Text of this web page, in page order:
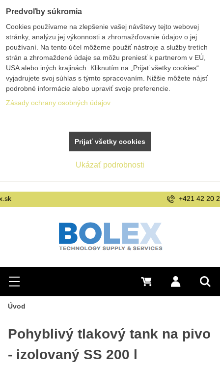
Hľadať
Menu Prihlásiť sa
0 €
Úvod
Pohyblivý tlakový tank na pivo
- izolovaný SS 200 l
Predvoľby súkromia
Cookies používame na zlepšenie vašej návštevy tejto webovej
stránky, analýzu jej výkonnosti a zhromažďovanie údajov o jej
používaní. Na tento účel môžeme použiť nástroje a služby tretích
strán a zhromaždené údaje sa môžu preniesť k partnerom v EÚ,
USA alebo iných krajinách. Kliknutím na „Prijať všetky cookies“
vyjadrujete svoj súhlas s týmto spracovaním. Nižšie môžete nájsť
podrobné informácie alebo upraviť svoje preferencie.
Zásady ochrany osobných údajov
Ukázať podrobnosti
Prijať všetky cookies